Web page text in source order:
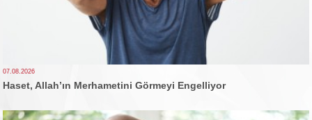
07.08.2026
Haset, Allah’ın Merhametini Görmeyi Engelliyor